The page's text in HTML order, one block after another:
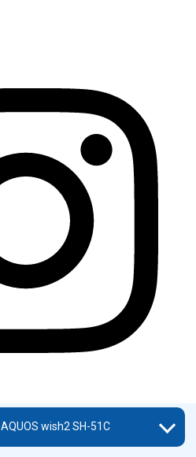
AQUOS wish2 SH-51C